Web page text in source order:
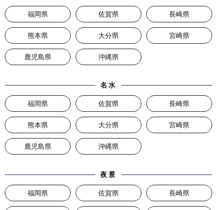
福岡県 佐賀県 長崎県
熊本県 大分県 宮崎県
鹿児島県 沖縄県
名水
福岡県 佐賀県 長崎県
熊本県 大分県 宮崎県
鹿児島県 沖縄県
夜景
福岡県 佐賀県 長崎県